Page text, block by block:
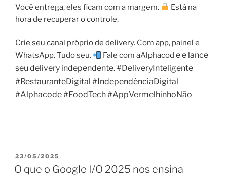
Você entrega, eles ficam com a margem.
Está na
hora de recuperar o controle.
Crie seu canal próprio de delivery. Com app, painel e
WhatsApp. Tudo seu.
Fale com aAlphacod e e lance
seu delivery independente. #DeliveryInteligente
#RestauranteDigital #IndependênciaDigital
#Alphacode #FoodTech #AppVermelhinhoNão
PUBLICADO
EM
23/05/2025
O que o Google I/O 2025 nos ensina